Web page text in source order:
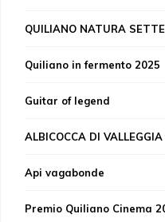
QUILIANO NATURA
Quiliano in fermento 2025
Guitar of legend
ALBICOCCA DI
Api vagabonde
Premio Quiliano Cinema